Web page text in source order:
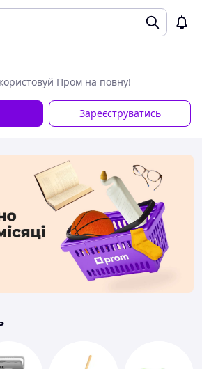
Пром на повну!
Зареєструватись